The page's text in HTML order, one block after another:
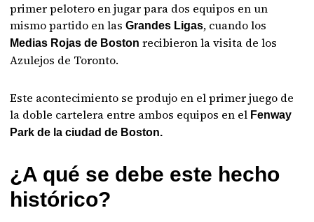
primer pelotero en jugar para dos equipos en un
mismo partido en lasGrandes Ligas, cuando los
Medias Rojas de Boston recibieron la visita de los
Azulejos de Toronto.
Este acontecimiento se produjo en el primer juego de
la doble cartelera entre ambos equipos en el Fenway
Park de la ciudad de Boston.
¿A qué se debe este hecho
histórico?